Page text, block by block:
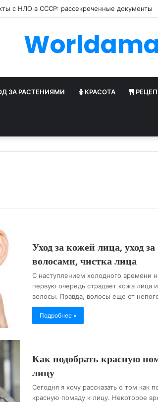
с НЛО в СССР: рассекреченные документы
ЗА РАСТЕНИЯМИ КРАСОТА
Уход за кожей лица, уход за
волосами, чистка лица
С наступлением холодного времени
первую очередь страдает кожа лица
волосы. Правда, волосы еще от
Подробнее »
Как подобрать красную
лицу
Сегодня я хочу рассказать о том как
красную помаду к лицу. Некоторое